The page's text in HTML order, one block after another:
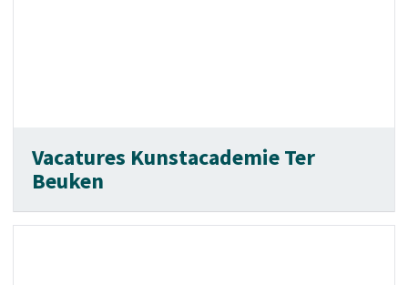
Vacatures Kunstacademie Ter
Beuken